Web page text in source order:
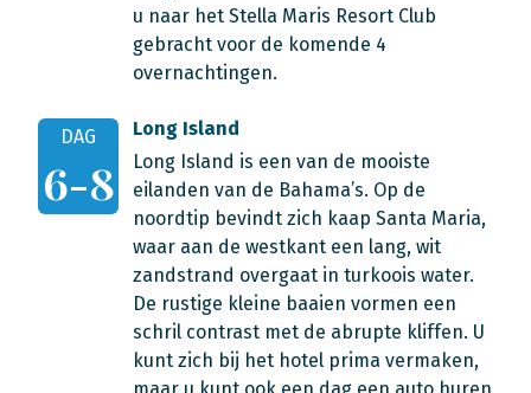
u naar het Stella Maris Resort Club
gebracht voor de komende 4
overnachtingen.
DAG
6-8
Long Island
Long Island is een van de mooiste
eilanden van de Bahama’s. Op de
noordtip bevindt zich kaap Santa Maria,
waar aan de westkant een lang, wit
zandstrand overgaat in turkoois water.
De rustige kleine baaien vormen een
schril contrast met de abrupte kliffen. U
kunt zich bij het hotel prima vermaken,